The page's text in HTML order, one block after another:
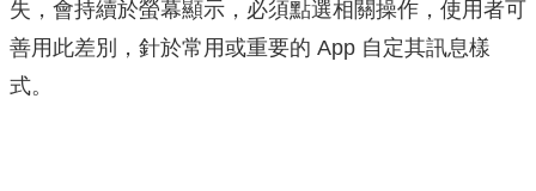
失，會持續於螢幕顯示，必須點選相關操作，使用者可
善用此差別，針於常用或重要的 App 自定其訊息樣
式。